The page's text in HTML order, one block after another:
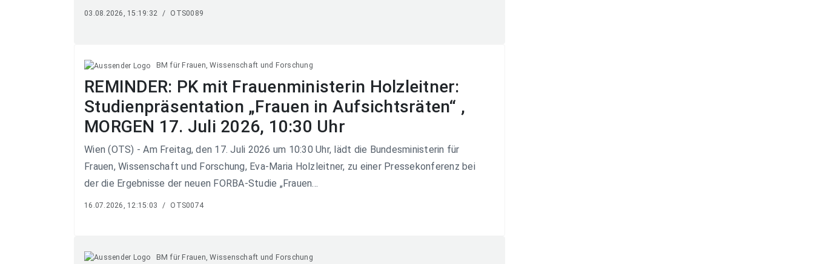
03.08.2026, 15:19:32 / OTS0089
BM für Frauen, Wissenschaft und Forschung
REMINDER: PK mit Frauenministerin Holzleitner:
Studienpräsentation „Frauen in Aufsichtsräten“ ,
MORGEN 17. Juli 2026, 10:30 Uhr
Wien (OTS) - Am Freitag, den 17. Juli 2026 um 10:30 Uhr, lädt die Bundesministerin für
Frauen, Wissenschaft und Forschung, Eva-Maria Holzleitner, zu einer Pressekonferenz bei
der die Ergebnisse der neuen FORBA-Studie „Frauen...
16.07.2026, 12:15:03 / OTS0074
BM für Frauen, Wissenschaft und Forschung